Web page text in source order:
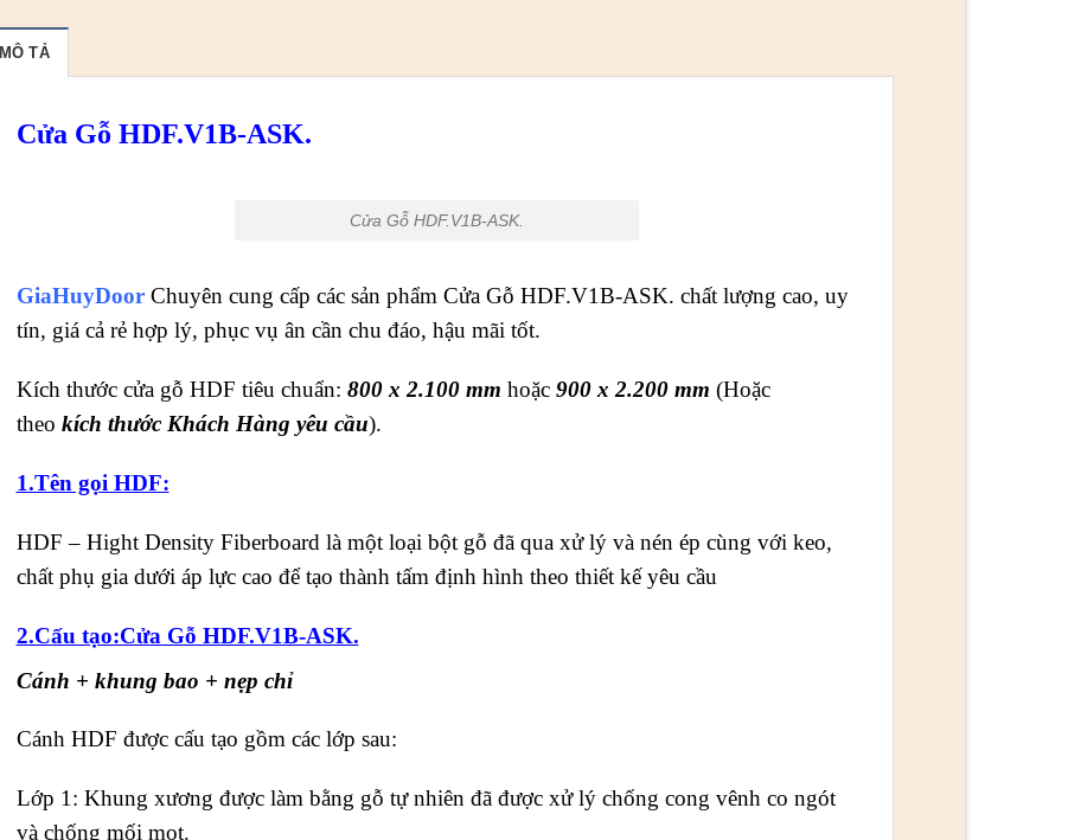
MÔ TẢ
Cửa Gỗ HDF.V1B-ASK.
Cửa Gỗ HDF.V1B-ASK.
GiaHuyDoorChuyên cung cấp các sản phẩm Cửa Gỗ HDF.V1B-ASK. chất lượng cao, uy
tín, giá cả rẻ hợp lý, phục vụ ân cần chu đáo, hậu mãi tốt.
Kích thước cửa gỗ HDF tiêu chuẩn: 800 x 2.100 mm hoặc 900 x 2.200 mm (Hoặc
theo kích thước Khách Hàng yêu cầu).
1.Tên gọi HDF:
HDF – Hight Density Fiberboard là một loại bột gỗ đã qua xử lý và nén ép cùng với keo,
chất phụ gia dưới áp lực cao để tạo thành tấm định hình theo thiết kế yêu cầu
2.Cấu tạo:Cửa Gỗ HDF.V1B-ASK.
Cánh + khung bao + nẹp chỉ
Cánh HDF được cấu tạo gồm các lớp sau:
Lớp 1: Khung xương được làm bằng gỗ tự nhiên đã được xử lý chống cong vênh co ngót
và chống mối mọt.